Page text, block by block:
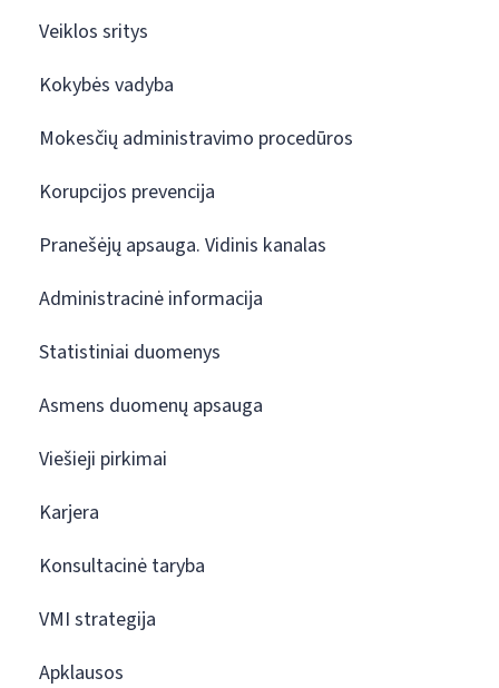
Veiklos sritys
Kokybės vadyba
Mokesčių administravimo procedūros
Korupcijos prevencija
Pranešėjų apsauga. Vidinis kanalas
Administracinė informacija
Statistiniai duomenys
Asmens duomenų apsauga
Viešieji pirkimai
Karjera
Konsultacinė taryba
VMI strategija
Apklausos